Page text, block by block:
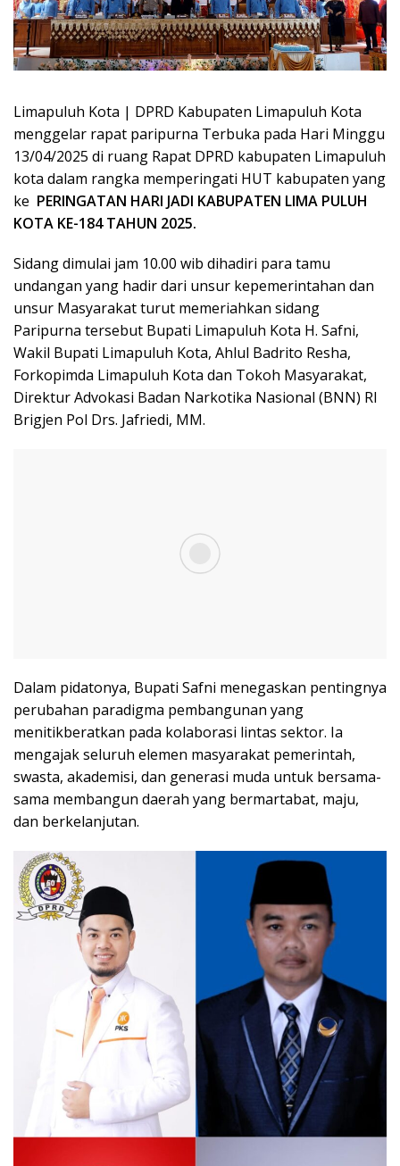
Limapuluh Kota | DPRD Kabupaten Limapuluh Kota
menggelar rapat paripurna Terbuka pada Hari Minggu
13/04/2025 di ruang Rapat DPRD kabupaten Limapuluh
kota dalam rangka memperingati HUT kabupaten yang
ke PERINGATAN HARI JADI KABUPATEN LIMA PULUH
KOTA KE-184 TAHUN 2025.
Sidang dimulai jam 10.00 wib dihadiri para tamu
undangan yang hadir dari unsur kepemerintahan dan
unsur Masyarakat turut memeriahkan sidang
Paripurna tersebut Bupati Limapuluh Kota H. Safni,
Wakil Bupati Limapuluh Kota, Ahlul Badrito Resha,
Forkopimda Limapuluh Kota dan Tokoh Masyarakat,
Direktur Advokasi Badan Narkotika Nasional (BNN) RI
Brigjen Pol Drs. Jafriedi, MM.
Dalam pidatonya, Bupati Safni menegaskan pentingnya
perubahan paradigma pembangunan yang
menitikberatkan pada kolaborasi lintas sektor. Ia
mengajak seluruh elemen masyarakat pemerintah,
swasta, akademisi, dan generasi muda untuk bersama-
sama membangun daerah yang bermartabat, maju,
dan berkelanjutan.